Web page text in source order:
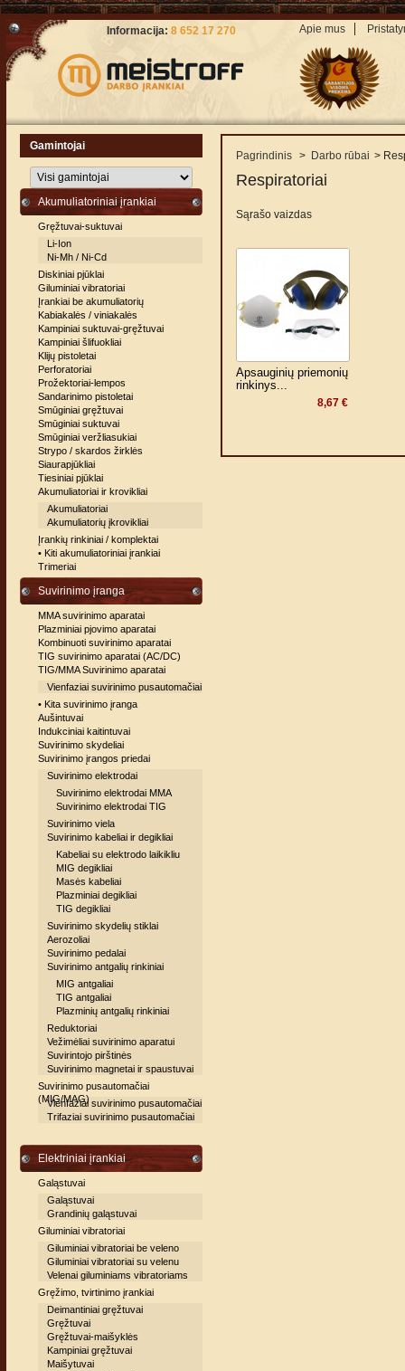
Apie mus
Informacija: 8 652 17 270
Gamintojai
Akumuliatoriniai įrankiai
Gręžtuvai-suktuvai
Li-Ion
Ni-Mh / Ni-Cd
Diskiniai pjūklai
Giluminiai vibratoriai
Įrankiai be akumuliatorių
Kabiakalės / viniakalės
Kampiniai suktuvai-gręžtuvai
Kampiniai šlifuokliai
Klijų pistoletai
Perforatoriai
Prožektoriai-lempos
Sandarinimo pistoletai
Smūginiai gręžtuvai
Smūginiai suktuvai
Smūginiai veržliasukiai
Strypo / skardos žirklės
Siaurapjūkliai
Tiesiniai pjūklai
Akumuliatoriai ir krovikliai
Akumuliatoriai
Akumuliatorių įkrovikliai
Įrankių rinkiniai / komplektai
• Kiti akumuliatoriniai įrankiai
Trimeriai
Suvirinimo įranga
MMA suvirinimo aparatai
Plazminiai pjovimo aparatai
Kombinuoti suvirinimo aparatai
TIG suvirinimo aparatai (AC/DC)
TIG/MMA Suvirinimo aparatai
Vienfaziai suvirinimo pusautomačiai
• Kita suvirinimo įranga
Aušintuvai
Indukciniai kaitintuvai
Suvirinimo skydeliai
Suvirinimo įrangos priedai
Suvirinimo elektrodai
Suvirinimo elektrodai MMA
Suvirinimo elektrodai TIG
Suvirinimo viela
Suvirinimo kabeliai ir degikliai
Kabeliai su elektrodo laikikliu
MIG degikliai
Masės kabeliai
Plazminiai degikliai
TIG degikliai
Suvirinimo skydelių stiklai
Aerozoliai
Suvirinimo pedalai
Suvirinimo antgalių rinkiniai
MIG antgaliai
TIG antgaliai
Plazminių antgalių rinkiniai
Reduktoriai
Vežimėliai suvirinimo aparatui
Suvirintojo pirštinės
Suvirinimo magnetai ir spaustuvai
Suvirinimo pusautomačiai
(MIG/MAG)
Vienfaziai suvirinimo pusautomačiai
Trifaziai suvirinimo pusautomačiai
Elektriniai įrankiai
Galąstuvai
Galąstuvai
Grandinių galąstuvai
Giluminiai vibratoriai
Giluminiai vibratoriai be veleno
Giluminiai vibratoriai su velenu
Velenai giluminiams vibratoriams
Gręžimo, tvirtinimo įrankiai
Deimantiniai gręžtuvai
Gręžtuvai
Gręžtuvai-maišyklės
Kampiniai gręžtuvai
Maišytuvai
Pagrindinis > Darbo rūbai >
Respiratoriai
Sąrašo vaizdas
Apsauginių priemonių
rinkinys...
8,67 €